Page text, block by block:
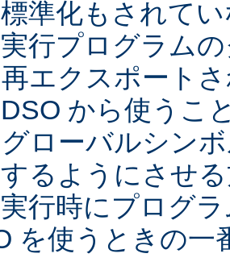
準化もされて
行プログラム
エクスポート
から使うこ
ローバルシン
るようにさせ
行時にプログ
を使うときの一